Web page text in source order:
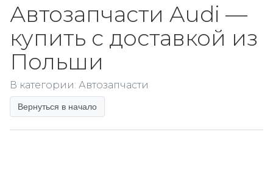
Автозапчасти Audi —
купить с доставкой из
Польши
В категории: Автозапчасти
Вернуться в начало